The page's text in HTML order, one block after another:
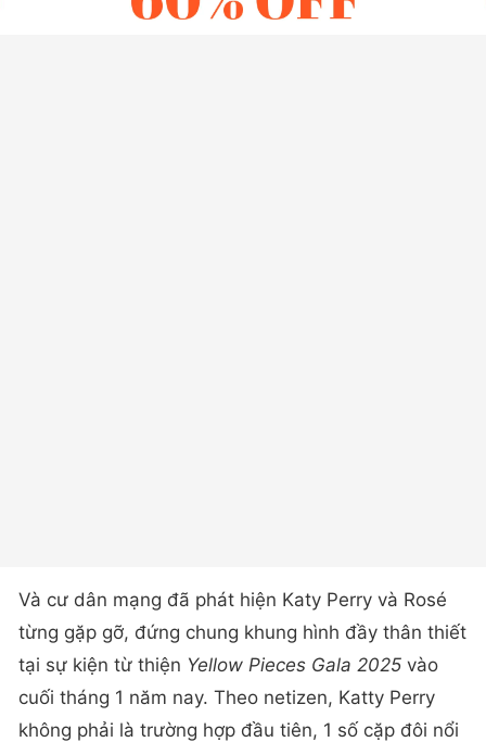
Và cư dân mạng đã phát hiện Katy Perry và Rosé
từng gặp gỡ, đứng chung khung hình đầy thân thiết
tại sự kiện từ thiện Yellow Pieces Gala 2025 vào
cuối tháng 1 năm nay. Theo netizen, Katty Perry
không phải là trường hợp đầu tiên, 1 số cặp đôi nổi